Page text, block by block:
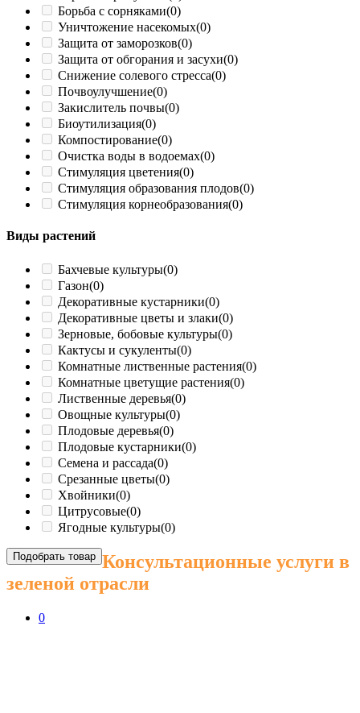
Борьба с сорняками(0)
Уничтожение насекомых(0)
Защита от заморозков(0)
Защита от обгорания и засухи(0)
Снижение солевого стресса(0)
Почвоулучшение(0)
Закислитель почвы(0)
Биоутилизация(0)
Компостирование(0)
Очистка воды в водоемах(0)
Стимуляция цветения(0)
Стимуляция образования плодов(0)
Стимуляция корнеобразования(0)
Виды растений
Бахчевые культуры(0)
Газон(0)
Декоративные кустарники(0)
Декоративные цветы и злаки(0)
Зерновые, бобовые культуры(0)
Кактусы и сукуленты(0)
Комнатные лиственные растения(0)
Комнатные цветущие растения(0)
Лиственные деревья(0)
Овощные культуры(0)
Плодовые деревья(0)
Плодовые кустарники(0)
Семена и рассада(0)
Срезанные цветы(0)
Хвойники(0)
Цитрусовые(0)
Ягодные культуры(0)
Подобрать товар Консультационные услуги в
зеленой отрасли
0